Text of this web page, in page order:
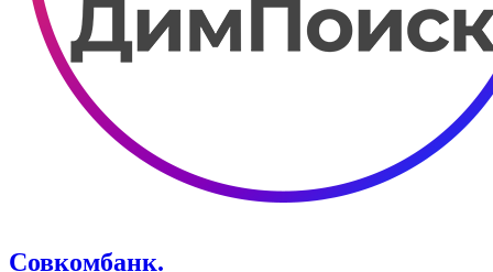
Совкомбанк.